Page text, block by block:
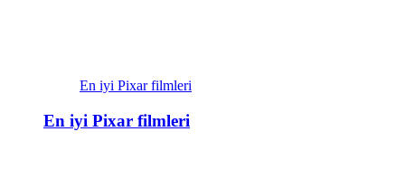
En iyi Pixar filmleri
En iyi Pixar filmleri